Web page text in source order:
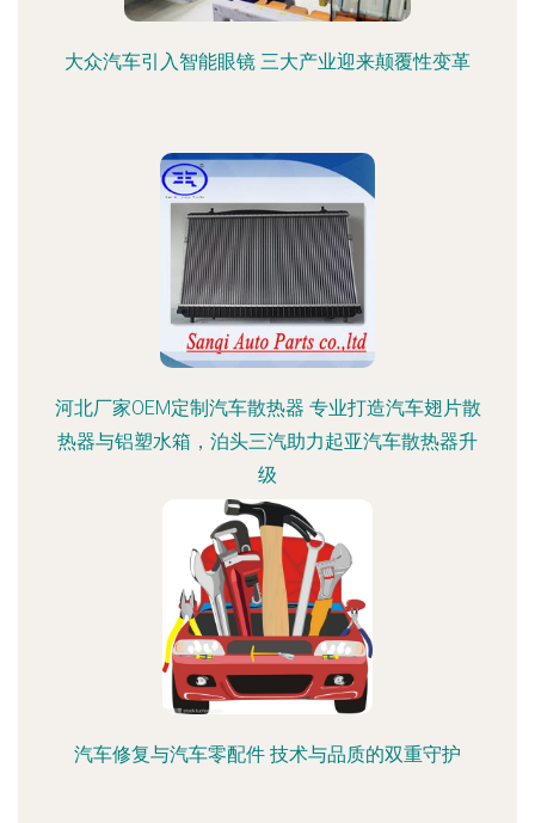
大众汽车引入智能眼镜 三大产业迎来颠覆性变革
河北厂家OEM定制汽车散热器 专业打造汽车翅片散
热器与铝塑水箱，泊头三汽助力起亚汽车散热器升
级
汽车修复与汽车零配件 技术与品质的双重守护